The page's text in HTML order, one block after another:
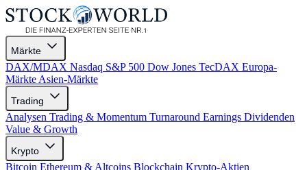
Märkte
DAX/MDAX Nasdaq S&P 500 Dow Jones TecDAX Europa-
Märkte Asien-Märkte
Trading
Analysen Trading & Momentum Turnaround Earnings Dividenden
Value & Growth
Krypto
Bitcoin Ethereum & Altcoins Blockchain Krypto-Aktien